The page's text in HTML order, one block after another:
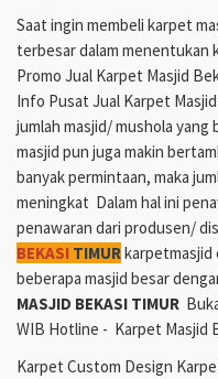
Saat ingin membeli karpet
terbesar dalam menentukan
Promo Jual Karpet Masjid
Info Pusat Jual Karpet
jumlah masjid/ mushola
masjid pun juga makin
banyak permintaan, maka
meningkat Dalam hal ini
penawaran dari produsen/
BEKASI TIMURkarpetmasjid
beberapa masjid besar
MASJID BEKASI TIMUR
WIB Hotline - Karpet Masjid
Karpet Custom Design